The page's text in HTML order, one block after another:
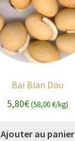
Bai Bian Dou
5,80€(58,00 €/kg)
Ajouter au panier